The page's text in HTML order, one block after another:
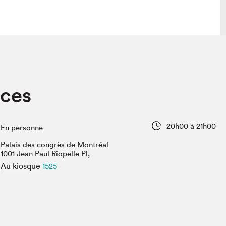
Vidéos et balados
En personne
20h00 à 21h00
Palais des congrès de Montréal
1001 Jean Paul Riopelle Pl,
Au kiosque 1525